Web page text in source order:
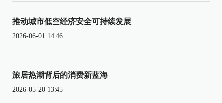
推动城市低空经济安全可持续发展
2026-06-01 14:46
旅居热潮背后的消费新蓝海
2026-05-20 13:45